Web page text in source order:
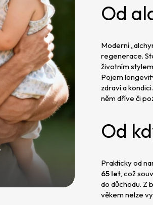
Od
Moderní
regenerace.
životním
Pojem
zdraví a
něm dříve či
Od
Prakticky od
65 let, což
do důchodu. Z
věkem nelze